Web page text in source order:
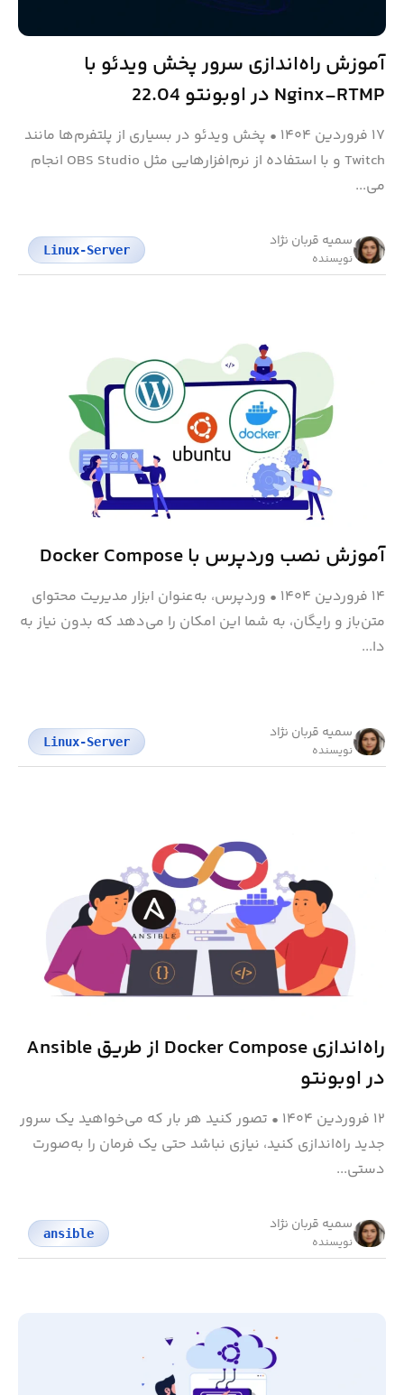
آموزش راه‌اندازی سرور پخش ویدئو با
Nginx-RTMP در اوبونتو 22.04
۱۷ فروردین ۱۴۰۴ • پخش ویدئو در بسیاری از پلتفرم‌ها مانند
Twitch و با استفاده از نرم‌افزارهایی مثل OBS Studio انجام
می‌...
سمیه قربان نژاد
نویسنده
Linux-Server
آموزش نصب وردپرس با Docker Compose
۱۴ فروردین ۱۴۰۴ • وردپرس، به‌عنوان ابزار مدیریت محتوای
متن‌باز و رایگان، به شما این امکان را می‌دهد که بدون نیاز به
دا...
سمیه قربان نژاد
نویسنده
Linux-Server
راه‌اندازی Docker Compose از طریق Ansible
در اوبونتو
۱۲ فروردین ۱۴۰۴ • تصور کنید هر بار که می‌خواهید یک سرور
جدید راه‌اندازی کنید، نیازی نباشد حتی یک فرمان را به‌صورت
دستی...
سمیه قربان نژاد
نویسنده
ansible